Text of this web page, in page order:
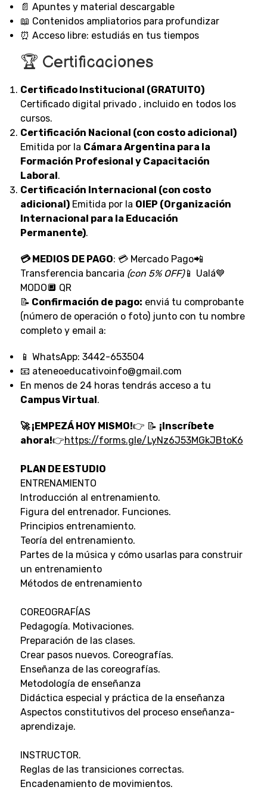
📄 Apuntes y material descargable
📖 Contenidos ampliatorios para profundizar
⏰ Acceso libre: estudiás en tus tiempos
🏆 Certificaciones
Certificado Institucional (GRATUITO)
Certificado digital privado , incluido en todos los
cursos.
Certificación Nacional (con costo adicional)
Emitida por la Cámara Argentina para la
Formación Profesional y Capacitación
Laboral.
Certificación Internacional (con costo
adicional)Emitida por la OIEP (Organización
Internacional para la Educación
Permanente).
💳 MEDIOS DE PAGO: 💳 Mercado Pago📲
Transferencia bancaria (con 5% OFF)📱 Ualá💙
MODO🔲 QR
📝 Confirmación de pago: enviá tu comprobante
(número de operación o foto) junto con tu nombre
completo y email a:
📱 WhatsApp: 3442-653504
📧 ateneoeducativoinfo@gmail.com
En menos de 24 horas tendrás acceso a tu
Campus Virtual.
🚀 ¡EMPEZÁ HOY MISMO!👉 📝 ¡Inscríbete
ahora!👉https://forms.gle/LyNz6J53MGkJBtoK6
PLAN DE ESTUDIO
ENTRENAMIENTO
Introducción al entrenamiento.
Figura del entrenador. Funciones.
Principios entrenamiento.
Teoría del entrenamiento.
Partes de la música y cómo usarlas para construir
un entrenamiento
Métodos de entrenamiento
COREOGRAFÍAS
Pedagogía. Motivaciones.
Preparación de las clases.
Crear pasos nuevos. Coreografías.
Enseñanza de las coreografías.
Metodología de enseñanza
Didáctica especial y práctica de la enseñanza
Aspectos constitutivos del proceso enseñanza-
aprendizaje.
INSTRUCTOR.
Reglas de las transiciones correctas.
Encadenamiento de movimientos.